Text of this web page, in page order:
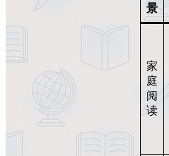
景
家
庭
阅
读